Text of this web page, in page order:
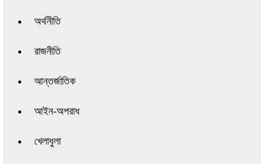
অর্থনীতি
রাজনীতি
আন্তর্জাতিক
আইন-অপরাধ
খেলাধুলা